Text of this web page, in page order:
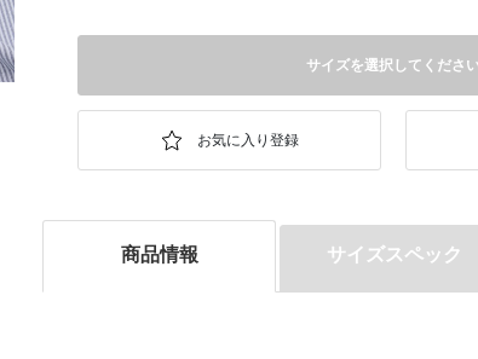
サイズを選択してくださ
商品情報 サイズスペック